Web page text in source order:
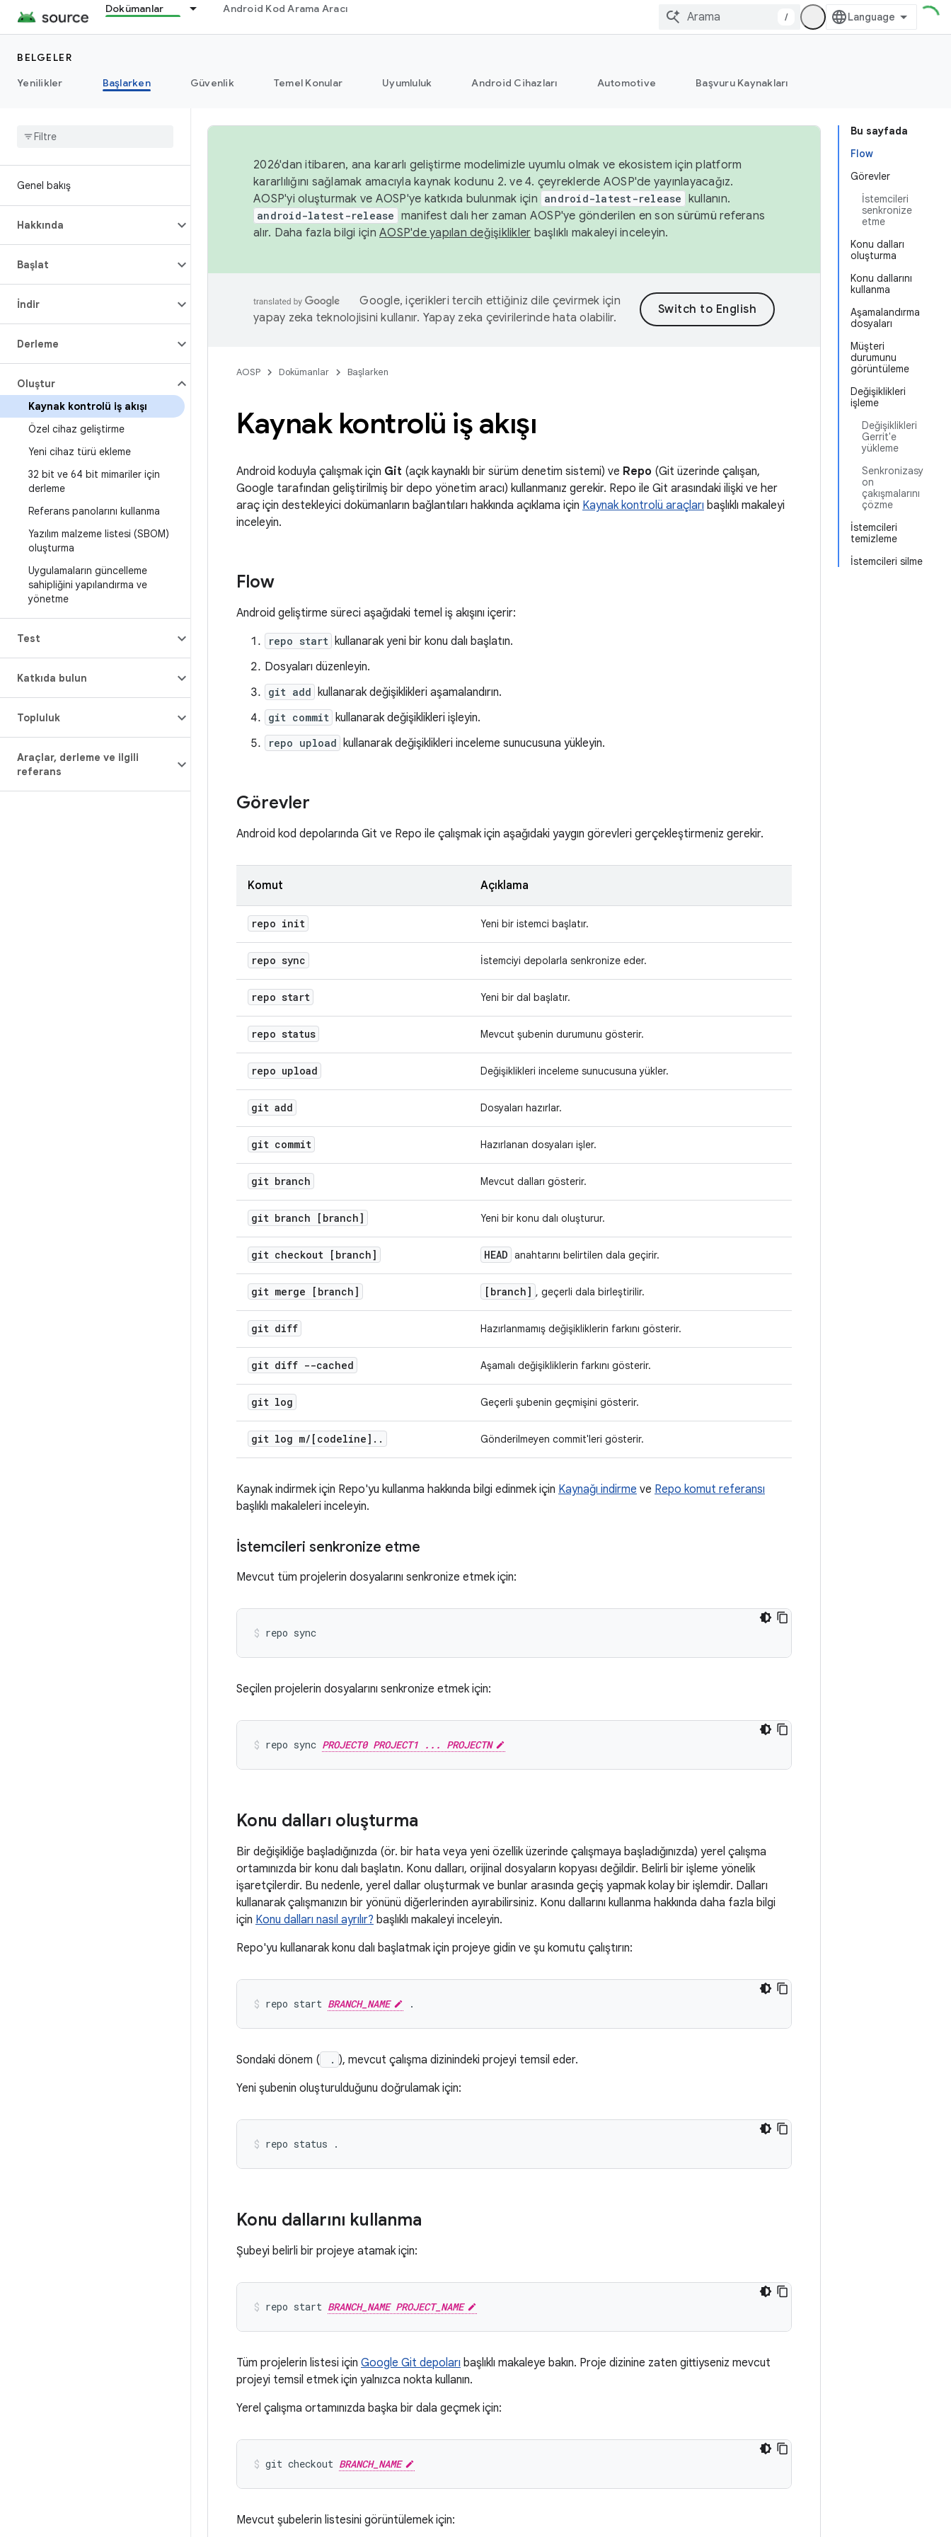
Dokümanlar Android Kod Arama Aracı
/
BELGELER
Yenilikler
Başlarken Güvenlik Temel Konular Uyumluluk Android Cihazları Automotive Başvuru Kaynakları
Genel bakış
Hakkında
Başlat
İndir
Derleme
Oluştur
Kaynak kontrolü iş akışı
Özel cihaz geliştirme
Yeni cihaz türü ekleme
32 bit ve 64 bit mimariler için
derleme
Referans panolarını kullanma
Yazılım malzeme listesi (SBOM)
oluşturma
Uygulamaların güncelleme
sahipliğini yapılandırma ve
yönetme
Test
Katkıda bulun
Topluluk
Araçlar, derleme ve ilgili
referans
Bu sayfada
Flow
Görevler
İstemcileri
senkronize
etme
Konu dalları
oluşturma
Konu dallarını
kullanma
Aşamalandırma
dosyaları
Müşteri
durumunu
görüntüleme
Değişiklikleri
işleme
Değişiklikleri
Gerrit'e
yükleme
Senkronizasy
on
çakışmalarını
çözme
İstemcileri
temizleme
İstemcileri silme
2026'dan itibaren, ana kararlı geliştirme modelimizle uyumlu olmak ve ekosistem için platform
kararlılığını sağlamak amacıyla kaynak kodunu 2. ve 4. çeyreklerde AOSP'de yayınlayacağız.
AOSP'yi oluşturmak ve AOSP'ye katkıda bulunmak için android-latest-release kullanın.
android-latest-release manifest dalı her zaman AOSP'ye gönderilen en son sürümü referans
alır. Daha fazla bilgi için AOSP'de yapılan değişiklikler başlıklı makaleyi inceleyin.
Google, içerikleri tercih ettiğiniz dile çevirmek için
yapay zeka teknolojisini kullanır. Yapay zeka çevirilerinde hata olabilir.
AOSP Dokümanlar Başlarken
Kaynak kontrolü iş akışı
Android koduyla çalışmak için Git (açık kaynaklı bir sürüm denetim sistemi) ve Repo (Git üzerinde çalışan,
Google tarafından geliştirilmiş bir depo yönetim aracı) kullanmanız gerekir. Repo ile Git arasındaki ilişki ve her
araç için destekleyici dokümanların bağlantıları hakkında açıklama için Kaynak kontrolü araçları başlıklı makaleyi
inceleyin.
Flow
Android geliştirme süreci aşağıdaki temel iş akışını içerir:
repo start kullanarak yeni bir konu dalı başlatın.
Dosyaları düzenleyin.
git add kullanarak değişiklikleri aşamalandırın.
git commit kullanarak değişiklikleri işleyin.
repo upload kullanarak değişiklikleri inceleme sunucusuna yükleyin.
Görevler
Android kod depolarında Git ve Repo ile çalışmak için aşağıdaki yaygın görevleri gerçekleştirmeniz gerekir.
Komut Açıklama
repo init Yeni bir istemci başlatır.
repo sync İstemciyi depolarla senkronize eder.
repo start Yeni bir dal başlatır.
repo status Mevcut şubenin durumunu gösterir.
repo upload Değişiklikleri inceleme sunucusuna yükler.
git add Dosyaları hazırlar.
git commit Hazırlanan dosyaları işler.
git branch Mevcut dalları gösterir.
git branch [branch] Yeni bir konu dalı oluşturur.
git checkout [branch] HEAD anahtarını belirtilen dala geçirir.
git merge [branch] [branch] , geçerli dala birleştirilir.
git diff Hazırlanmamış değişikliklerin farkını gösterir.
git diff --cached Aşamalı değişikliklerin farkını gösterir.
git log Geçerli şubenin geçmişini gösterir.
git log m/ [codeline] . . Gönderilmeyen commit'leri gösterir.
Kaynak indirmek için Repo'yu kullanma hakkında bilgi edinmek için Kaynağı indirme ve Repo komut referansı
başlıklı makaleleri inceleyin.
İstemcileri senkronize etme
Mevcut tüm projelerin dosyalarını senkronize etmek için:
repo sync
Seçilen projelerin dosyalarını senkronize etmek için:
repo sync PROJECT0 PROJECT1 ... PROJECTN
Konu dalları oluşturma
Bir değişikliğe başladığınızda (ör. bir hata veya yeni özellik üzerinde çalışmaya başladığınızda) yerel çalışma
ortamınızda bir konu dalı başlatın. Konu dalları, orijinal dosyaların kopyası değildir. Belirli bir işleme yönelik
işaretçilerdir. Bu nedenle, yerel dallar oluşturmak ve bunlar arasında geçiş yapmak kolay bir işlemdir. Dalları
kullanarak çalışmanızın bir yönünü diğerlerinden ayırabilirsiniz. Konu dallarını kullanma hakkında daha fazla bilgi
için Konu dalları nasıl ayrılır? başlıklı makaleyi inceleyin.
Repo'yu kullanarak konu dalı başlatmak için projeye gidin ve şu komutu çalıştırın:
repo start BRANCH_NAME
Sondaki dönem ( . ), mevcut çalışma dizinindeki projeyi temsil eder.
Yeni şubenin oluşturulduğunu doğrulamak için:
Konu dallarını kullanma
Şubeyi belirli bir projeye atamak için:
repo start BRANCH_NAME PROJECT_NAME
Tüm projelerin listesi için Google Git depoları başlıklı makaleye bakın. Proje dizinine zaten gittiyseniz mevcut
projeyi temsil etmek için yalnızca nokta kullanın.
Yerel çalışma ortamınızda başka bir dala geçmek için:
git checkout BRANCH_NAME
Mevcut şubelerin listesini görüntülemek için: